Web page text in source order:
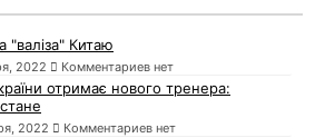
"валіза" Китаю
2022 Комментариев нет
отримає нового тренера:
2022 Комментариев нет